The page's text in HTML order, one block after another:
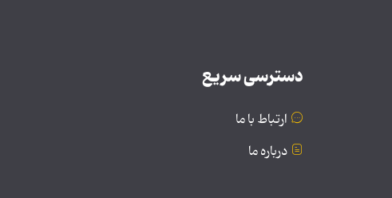
دسترسی سریع
ارتباط با ما
درباره ما